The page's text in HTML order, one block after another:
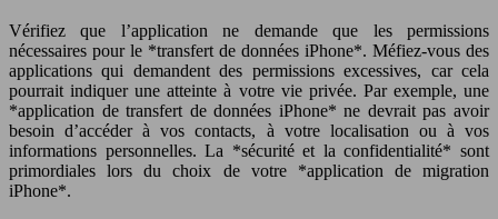
Vérifiez que l’application ne demande que les permissions
nécessaires pour le *transfert de données iPhone*. Méfiez-vous des
applications qui demandent des permissions excessives, car cela
pourrait indiquer une atteinte à votre vie privée. Par exemple, une
*application de transfert de données iPhone* ne devrait pas avoir
besoin d’accéder à vos contacts, à votre localisation ou à vos
informations personnelles. La *sécurité et la confidentialité* sont
primordiales lors du choix de votre *application de migration
iPhone*.